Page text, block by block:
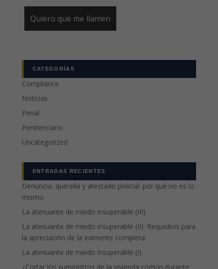
CATEGORÍAS
Compliance
Noticias
Penal
Penitenciario
Uncategorized
ENTRADAS RECIENTES
Denuncia, querella y atestado policial: por qué no es lo
mismo
La atenuante de miedo insuperable (III)
La atenuante de miedo insuperable (II): Requisitos para
la apreciación de la eximente completa
La atenuante de miedo insuperable (I)
¿Cortar los suministros de la vivienda común durante